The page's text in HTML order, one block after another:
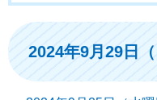
2024年9月29日